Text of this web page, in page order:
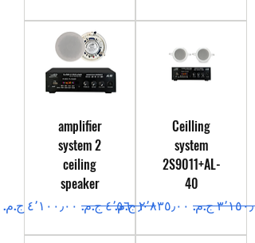
Ceilling
system
2S9011+AL-
40
عادي
سعر البيع
amplifier
system 2
ceiling
speaker
سعر عادي
سعر البيع